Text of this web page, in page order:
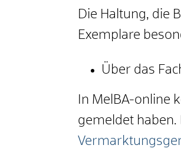
Die Haltung, die
Exemplare
Über das
In MelBA-online
gemeldet haben.